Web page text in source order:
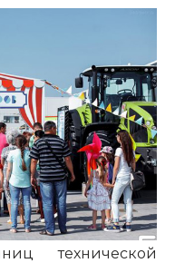
технической